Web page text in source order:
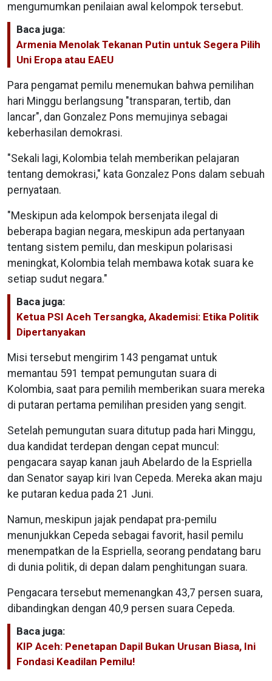
mengumumkan penilaian awal kelompok tersebut.
Baca juga:
Armenia Menolak Tekanan Putin untuk Segera Pilih
Uni Eropa atau EAEU
Para pengamat pemilu menemukan bahwa pemilihan
hari Minggu berlangsung "transparan, tertib, dan
lancar", dan Gonzalez Pons memujinya sebagai
keberhasilan demokrasi.
"Sekali lagi, Kolombia telah memberikan pelajaran
tentang demokrasi," kata Gonzalez Pons dalam sebuah
pernyataan.
"Meskipun ada kelompok bersenjata ilegal di
beberapa bagian negara, meskipun ada pertanyaan
tentang sistem pemilu, dan meskipun polarisasi
meningkat, Kolombia telah membawa kotak suara ke
setiap sudut negara."
Baca juga:
Ketua PSI Aceh Tersangka, Akademisi: Etika Politik
Dipertanyakan
Misi tersebut mengirim 143 pengamat untuk
memantau 591 tempat pemungutan suara di
Kolombia, saat para pemilih memberikan suara mereka
di putaran pertama pemilihan presiden yang sengit.
Setelah pemungutan suara ditutup pada hari Minggu,
dua kandidat terdepan dengan cepat muncul:
pengacara sayap kanan jauh Abelardo de la Espriella
dan Senator sayap kiri Ivan Cepeda. Mereka akan maju
ke putaran kedua pada 21 Juni.
Namun, meskipun jajak pendapat pra-pemilu
menunjukkan Cepeda sebagai favorit, hasil pemilu
menempatkan de la Espriella, seorang pendatang baru
di dunia politik, di depan dalam penghitungan suara.
Pengacara tersebut memenangkan 43,7 persen suara,
dibandingkan dengan 40,9 persen suara Cepeda.
Baca juga:
KIP Aceh: Penetapan Dapil Bukan Urusan Biasa, Ini
Fondasi Keadilan Pemilu!